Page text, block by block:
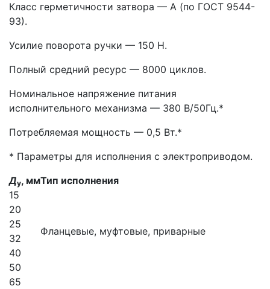
Класс герметичности затвора — А (по ГОСТ 9544-
93).
Усилие поворота ручки — 150 Н.
Полный средний ресурс — 8000 циклов.
Номинальное напряжение питания
исполнительного механизма — 380 В/50Гц.*
Потребляемая мощность — 0,5 Вт.*
* Параметры для исполнения с электроприводом.
Ду, ммТип исполнения
15
Фланцевые, муфтовые, приварные
20
25
32
40
50
65